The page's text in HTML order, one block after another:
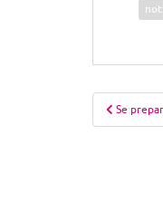
de
Se